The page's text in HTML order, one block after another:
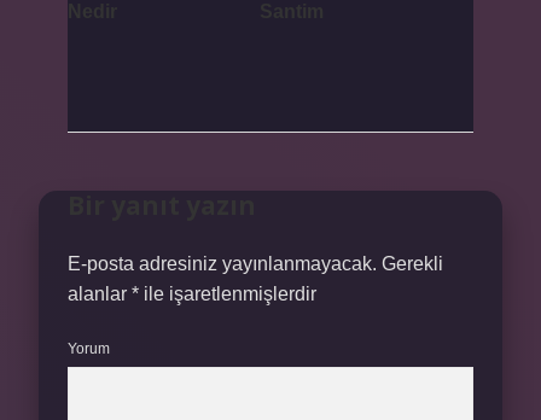
E-posta adresiniz yayınlanmayacak. Gerekli
alanlar * ile işaretlenmişlerdir
Yorum